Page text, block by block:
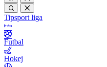
Tipsport liga
Futbal
Hokej